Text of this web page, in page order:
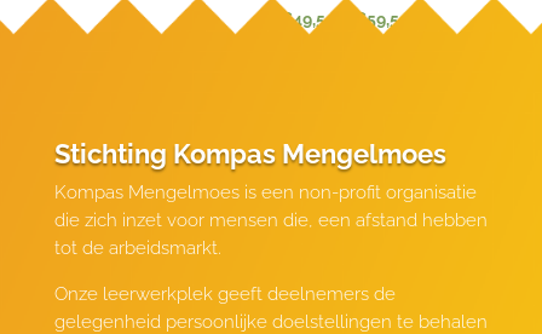
€49,50 €59,50
Stichting Kompas Mengelmoes
Kompas Mengelmoes is een non-profit organisatie
die zich inzet voor mensen die, een afstand hebben
tot de arbeidsmarkt.
Onze leerwerkplek geeft deelnemers de
gelegenheid persoonlijke doelstellingen te behalen